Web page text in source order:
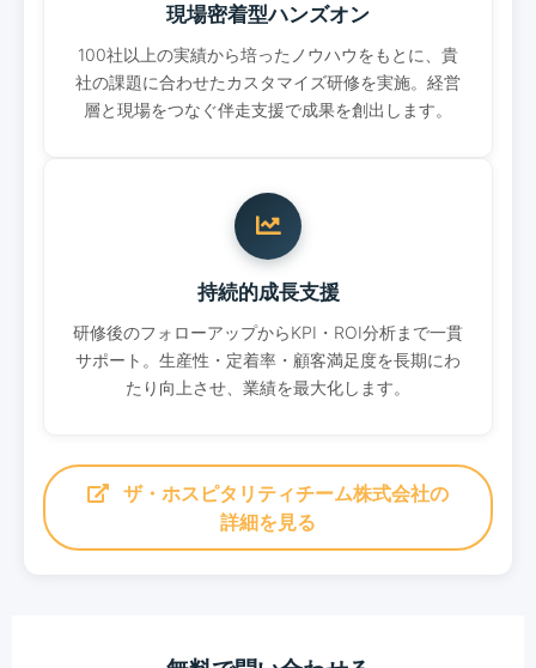
現場密着型ハンズオン
100社以上の実績から培ったノウハウをもとに、貴
社の課題に合わせたカスタマイズ研修を実施。経営
層と現場をつなぐ伴走支援で成果を創出します。
持続的成長支援
研修後のフォローアップからKPI・ROI分析まで一貫
サポート。生産性・定着率・顧客満足度を長期にわ
たり向上させ、業績を最大化します。
ザ・ホスピタリティチーム株式会社の
詳細を見る